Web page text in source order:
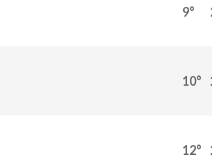
9°
10°
12°